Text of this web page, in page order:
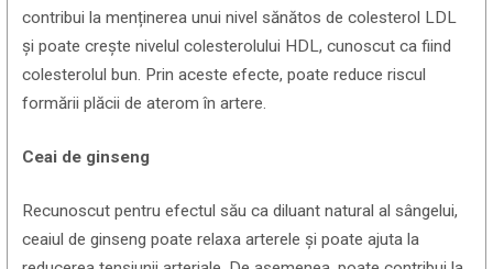
contribui la menținerea unui nivel sănătos de colesterol LDL
și poate crește nivelul colesterolului HDL, cunoscut ca fiind
colesterolul bun. Prin aceste efecte, poate reduce riscul
formării plăcii de aterom în artere.
Ceai de ginseng
Recunoscut pentru efectul său ca diluant natural al sângelui,
ceaiul de ginseng poate relaxa arterele și poate ajuta la